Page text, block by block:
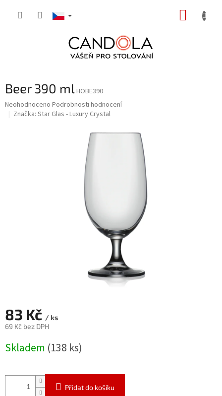
Beer 390 mlHOBE390
Průměrné
hodnocení
Neohodnoceno Podrobnosti hodnocení
Značka: Star Glas - Luxury Crystal
83 Kč / ks
69 Kč bez DPH
cena:
Skladem (138 ks)
Přidat do košíku